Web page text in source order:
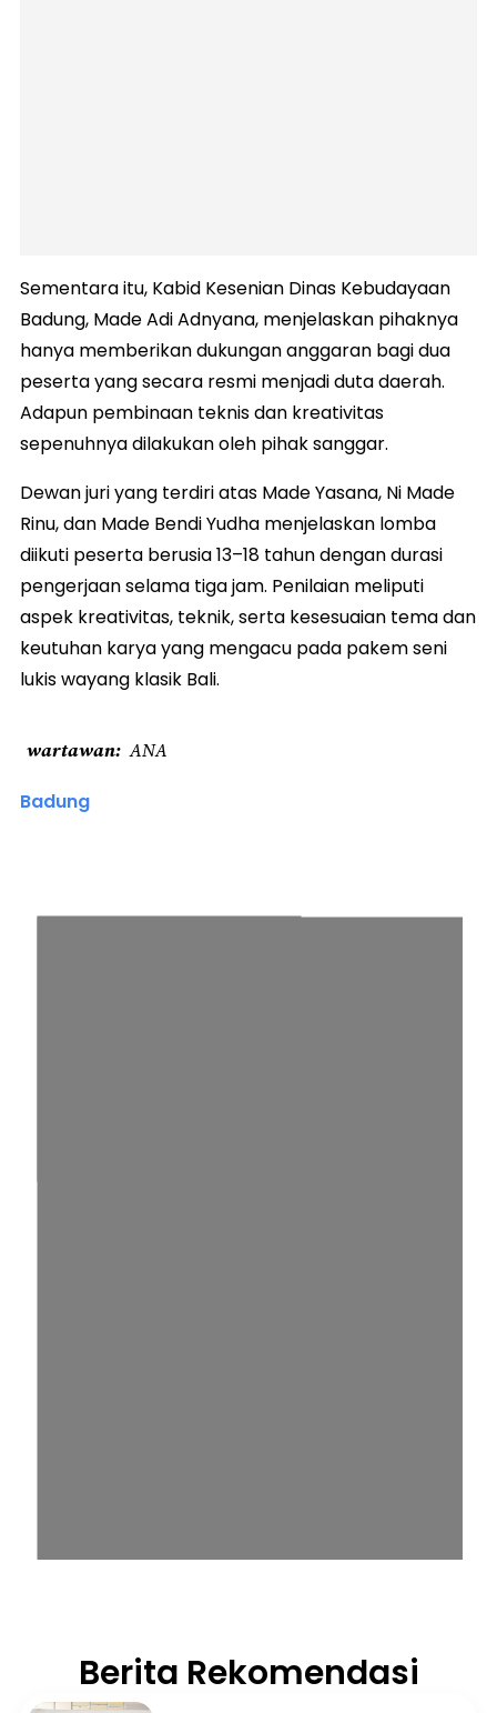
Sementara itu, Kabid Kesenian Dinas Kebudayaan
Badung, Made Adi Adnyana, menjelaskan pihaknya
hanya memberikan dukungan anggaran bagi dua
peserta yang secara resmi menjadi duta daerah.
Adapun pembinaan teknis dan kreativitas
sepenuhnya dilakukan oleh pihak sanggar.
Dewan juri yang terdiri atas Made Yasana, Ni Made
Rinu, dan Made Bendi Yudha menjelaskan lomba
diikuti peserta berusia 13–18 tahun dengan durasi
pengerjaan selama tiga jam. Penilaian meliputi
aspek kreativitas, teknik, serta kesesuaian tema dan
keutuhan karya yang mengacu pada pakem seni
lukis wayang klasik Bali.
wartawan ANA
Badung
Berita Rekomendasi